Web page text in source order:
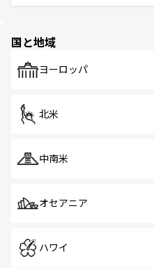
で、ホーカーズは地
国と地域
ヨーロッパ
北米
中南米
オセアニア
ハワイ